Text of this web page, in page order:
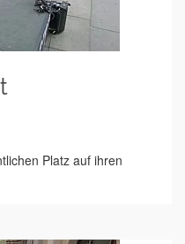
Platz auf ihren